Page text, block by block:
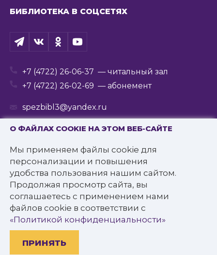
О ФАЙЛАХ COOKIE НА ЭТОМ ВЕБ-САЙТЕ
Мы применяем файлы cookie для
персонализации и повышения
удобства пользования нашим сайтом.
Продолжая просмотр сайта, вы
соглашаетесь с применением нами
файлов cookie в соответствии с
«Политикой конфиденциальности»
ПРИНЯТЬ
БИБЛИОТЕКА В СОЦСЕТЯХ
+7 (4722) 26-06-37 — читальный зал
+7 (4722) 26-02-69 — абонемент
spezbibl3@yandex.ru
© 2016—2022 Государственное бюджетное
учреждение культуры
«Белгородская государственная специальная
библиотека для слепых им. В.Я. Ерошенко».
Все права защищены.
Политика конфиденциальности
Разработано: